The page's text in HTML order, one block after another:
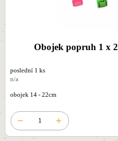
Obojek popruh 1 x
poslední 1 ks
n/a
obojek 14 - 22cm